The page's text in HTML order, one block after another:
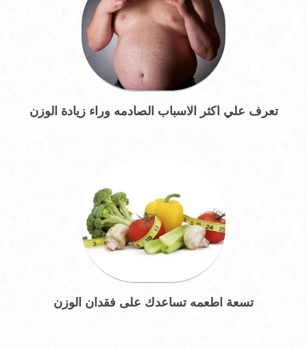
تعرف علي اكثر الاسباب الصادمه وراء زيادة الوزن
تسعة اطعمه تساعدك على فقدان الوزن